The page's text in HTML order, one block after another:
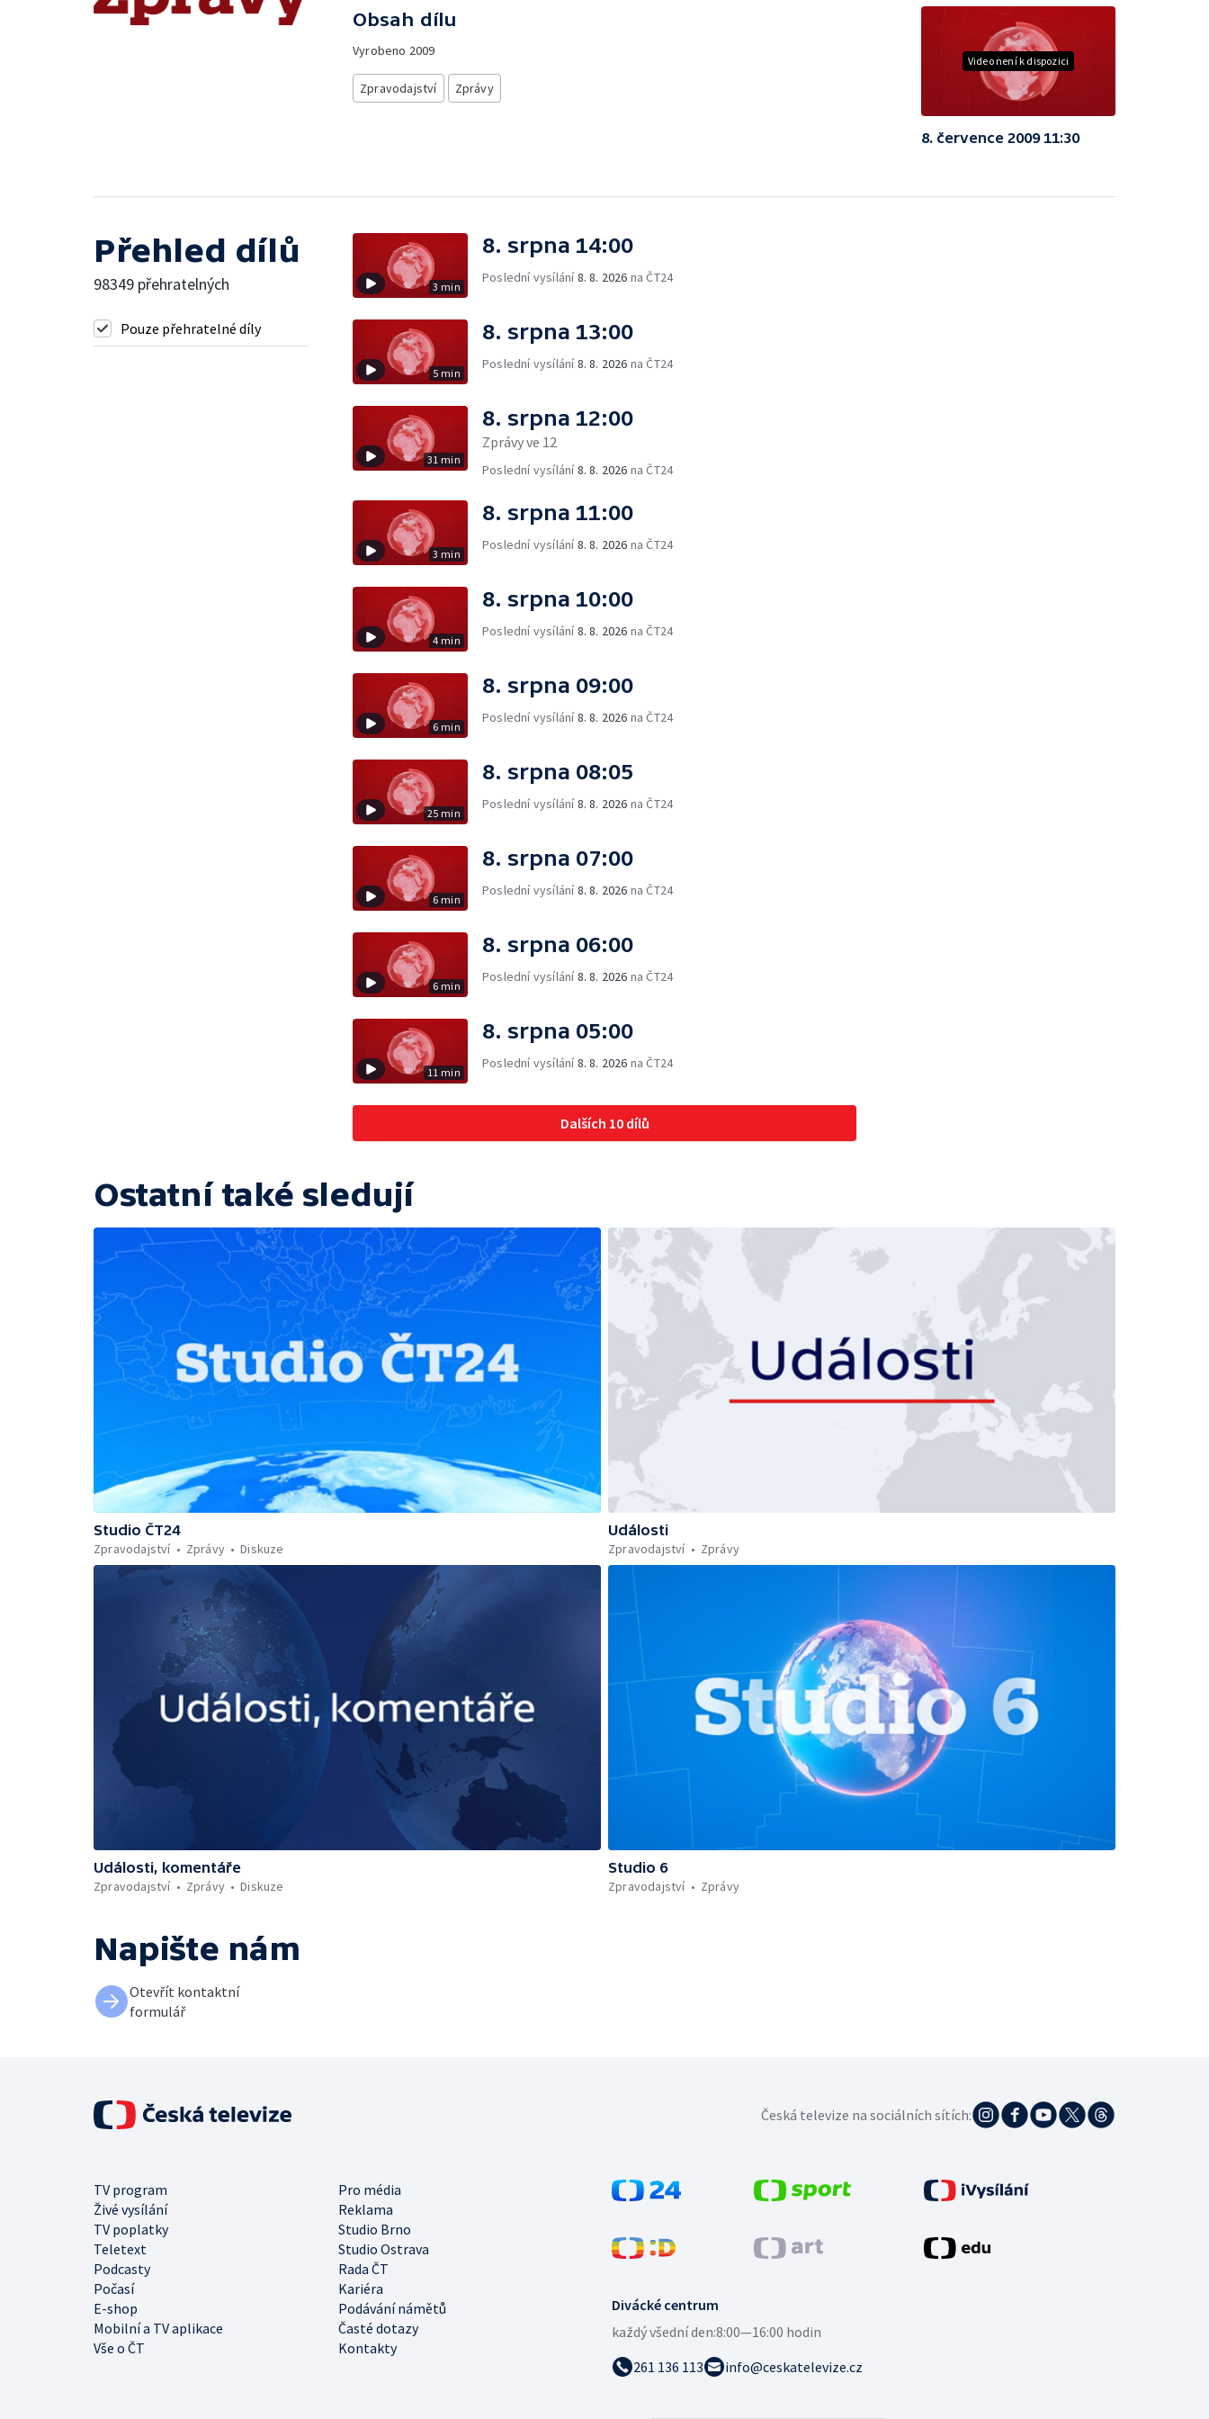
Obsah dílu
Vyrobeno 2009
Zpravodajství Zprávy
Video není k dispozici
8. července 2009 11:30
Přehled dílů
98349 přehratelných
Pouze přehratelné díly
3 min
8. srpna 14:00
Poslední vysílání8. 8. 2026 na ČT24
5 min
8. srpna 13:00
Poslední vysílání8. 8. 2026 na ČT24
31 min
8. srpna 12:00
Zprávy ve 12
Poslední vysílání8. 8. 2026 na ČT24
3 min
8. srpna 11:00
Poslední vysílání8. 8. 2026 na ČT24
4 min
8. srpna 10:00
Poslední vysílání8. 8. 2026 na ČT24
6 min
8. srpna 09:00
Poslední vysílání8. 8. 2026 na ČT24
25 min
8. srpna 08:05
Poslední vysílání8. 8. 2026 na ČT24
6 min
8. srpna 07:00
Poslední vysílání8. 8. 2026 na ČT24
6 min
8. srpna 06:00
Poslední vysílání8. 8. 2026 na ČT24
11 min
8. srpna 05:00
Poslední vysílání8. 8. 2026 na ČT24
Dalších 10 dílů
Ostatní také sledují
Studio ČT24
Zpravodajství
Zprávy Diskuze
Události
Zpravodajství
Zprávy
Události, komentáře
Zpravodajství
Zprávy Diskuze
Studio 6
Zpravodajství
Zprávy
Napište nám
Otevřít kontaktní
formulář
Divácké centrum
každý všední den:8:00—16:00 hodin
261 136 113
info@ceskatelevize.cz
TV program
Pro média
Živé vysílání
Reklama
TV poplatky
Studio Brno
Teletext
Studio Ostrava
Podcasty
Rada ČT
Počasí
Kariéra
E-shop
Podávání námětů
Mobilní a TV aplikace
Časté dotazy
Vše o ČT
Kontakty
Česká televize na sociálních sítích: